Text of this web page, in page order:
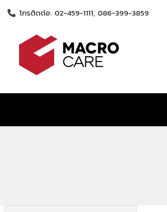
โทรติดต่อ: 02-459-1111, 086-399-3859